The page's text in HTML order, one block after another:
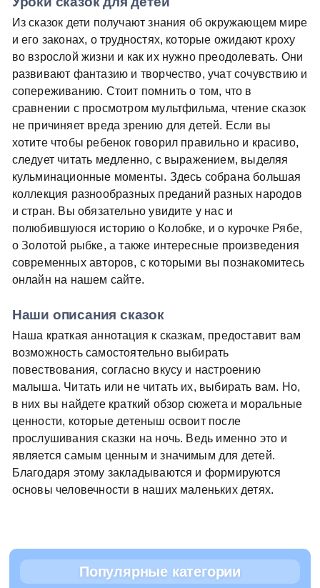
Из сказок дети получают знания об окружающем мире
и его законах, о трудностях, которые ожидают кроху
во взрослой жизни и как их нужно преодолевать. Они
развивают фантазию и творчество, учат сочувствию и
сопереживанию. Стоит помнить о том, что в
сравнении с просмотром мультфильма, чтение сказок
не причиняет вреда зрению для детей. Если вы
хотите чтобы ребенок говорил правильно и красиво,
следует читать медленно, с выражением, выделяя
кульминационные моменты. Здесь собрана большая
коллекция разнообразных преданий разных народов
и стран. Вы обязательно увидите у нас и
полюбившуюся историю о Колобке, и о курочке Рябе,
о Золотой рыбке, а также интересные произведения
современных авторов, с которыми вы познакомитесь
онлайн на нашем сайте.
Наши описания сказок
Наша краткая аннотация к сказкам, предоставит вам
возможность самостоятельно выбирать
повествования, согласно вкусу и настроению
малыша. Читать или не читать их, выбирать вам. Но,
в них вы найдете краткий обзор сюжета и моральные
ценности, которые детеныш освоит после
прослушивания сказки на ночь. Ведь именно это и
является самым ценным и значимым для детей.
Благодаря этому закладываются и формируются
основы человечности в наших маленьких детях.
Популярные категории